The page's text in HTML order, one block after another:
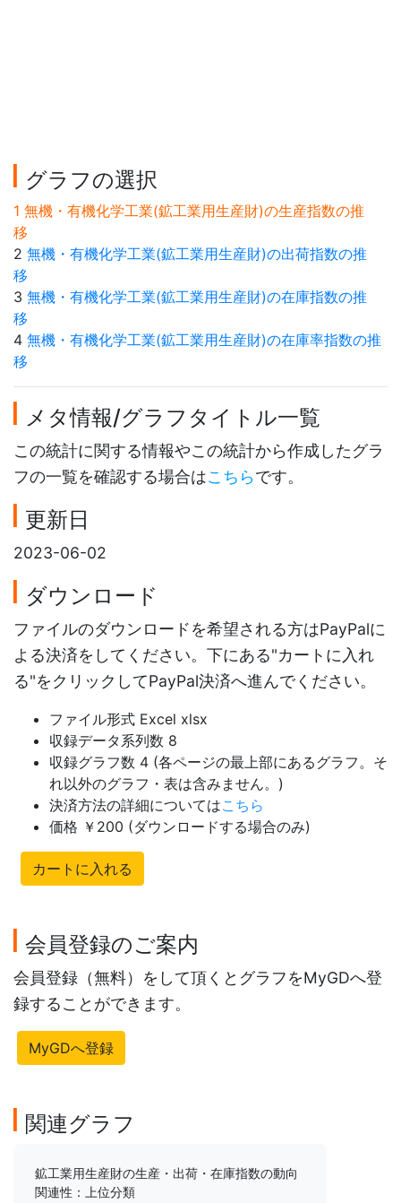
グラフの選択
1 無機・有機化学工業(鉱工業用生産財)の生産指数の推
移
2 無機・有機化学工業(鉱工業用生産財)の出荷指数の推
移
3 無機・有機化学工業(鉱工業用生産財)の在庫指数の推
移
4 無機・有機化学工業(鉱工業用生産財)の在庫率指数の推
移
メタ情報/グラフタイトル一覧
この統計に関する情報やこの統計から作成したグラ
フの一覧を確認する場合はこちらです。
更新日
2023-06-02
ダウンロード
ファイルのダウンロードを希望される方はPayPalに
よる決済をしてください。下にある"カートに入れ
る"をクリックしてPayPal決済へ進んでください。
ファイル形式 Excel xlsx
収録データ系列数 8
収録グラフ数 4 (各ページの最上部にあるグラフ。そ
れ以外のグラフ・表は含みません。)
決済方法の詳細についてはこちら
価格 ￥200 (ダウンロードする場合のみ)
カートに入れる
会員登録のご案内
会員登録（無料）をして頂くとグラフをMyGDへ登
録することができます。
MyGDへ登録
関連グラフ
鉱工業用生産財の生産・出荷・在庫指数の動向
関連性：上位分類